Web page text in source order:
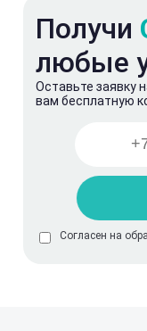
Получи
любые
Оставьте заявку
вам бесплатную
Согласен на